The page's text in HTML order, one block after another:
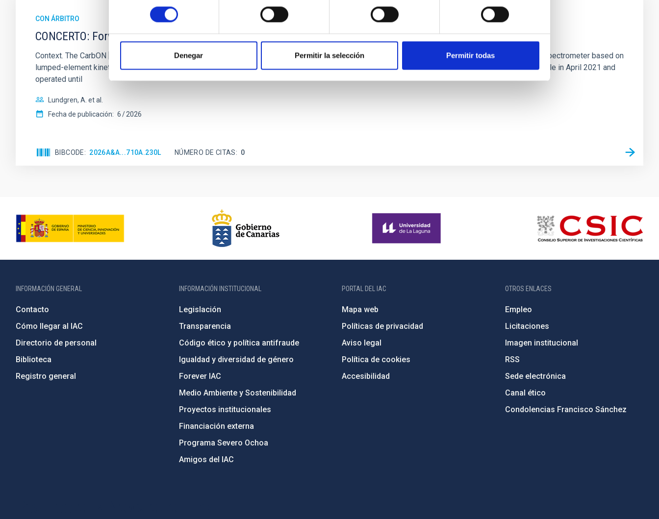
consentimiento
Denegar Permitir la selección Permitir todas
CON ÁRBITRO
CONCERTO: Forward modelling of interferograms for calibration
Context. The CarbON [CII] line in post-rEionisation and ReionisaTiOn epoch (CONCERTO) instrument was a low-resolution mapping Fourier-transform spectrometer based on
lumped-element kinetic inductance detector (LEKID) technology that operated at 130-310 GHz. It was installed on the 12-meter APEX telescope in Chile in April 2021 and
operated until
Lundgren, A. et al.
Fecha de publicación: 6 2026
BIBCODE 2026A&A...710A.230L NÚMERO DE CITAS 0
INFORMACIÓN GENERAL
Contacto
Cómo llegar al IAC
Directorio de personal
Biblioteca
Registro general
INFORMACIÓN INSTITUCIONAL
Legislación
Transparencia
Código ético y política antifraude
Igualdad y diversidad de género
Forever IAC
Medio Ambiente y Sostenibilidad
Proyectos institucionales
Financiación externa
Programa Severo Ochoa
Amigos del IAC
PORTAL DEL IAC
Mapa web
Políticas de privacidad
Aviso legal
Política de cookies
Accesibilidad
OTROS ENLACES
Empleo
Licitaciones
Imagen institucional
RSS
Sede electrónica
Canal ético
Condolencias Francisco Sánchez